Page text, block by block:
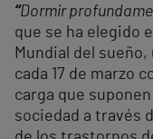
“Dormir
que se ha elegido
Mundial del
cada 17 de marzo
carga que
sociedad a través